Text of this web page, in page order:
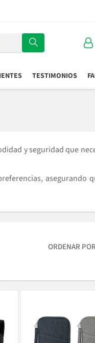
TESTIMONIOS
y seguridad que
asegurando
ORDENAR